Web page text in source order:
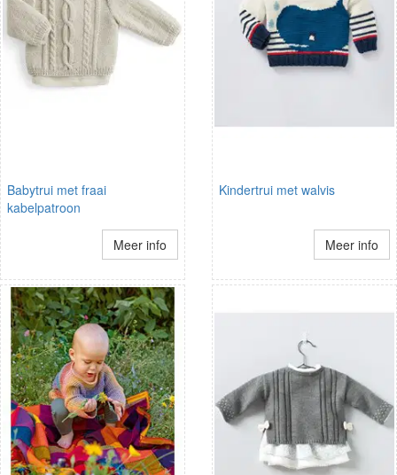
Babytrui met fraai
kabelpatroon
Meer info
Kindertrui met walvis
Meer info